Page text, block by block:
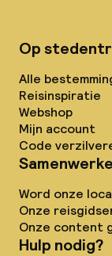
Op
Alle
Reisinspiratie
Webshop
Mijn account
Code
Word onze
Onze
Onze content
Hulp nodig?